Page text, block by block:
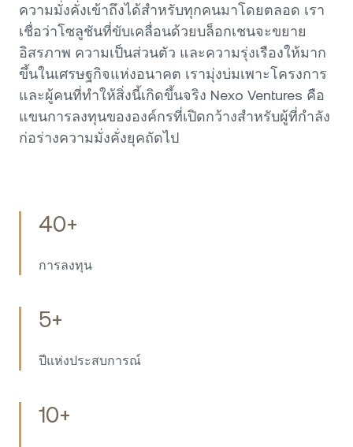
ความมั่งคั่งเข้าถึงได้สำหรับทุกคนมาโดยตลอด เรา
เชื่อว่าโซลูชันที่ขับเคลื่อนด้วยบล็อกเชนจะขยาย
อิสรภาพ ความเป็นส่วนตัว และความรุ่งเรืองให้มาก
ขึ้นในเศรษฐกิจแห่งอนาคต เรามุ่งบ่มเพาะโครงการ
และผู้คนที่ทำให้สิ่งนี้เกิดขึ้นจริง Nexo Ventures คือ
แขนการลงทุนขององค์กรที่เปิดกว้างสำหรับผู้ที่กำลัง
ก่อร่างความมั่งคั่งยุคถัดไป
40+
การลงทุน
5+
ปีแห่งประสบการณ์
10+